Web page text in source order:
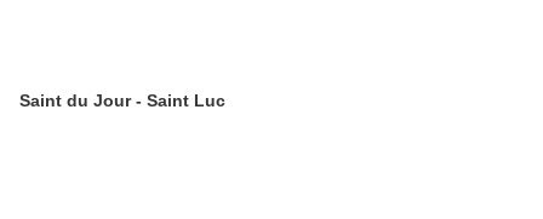
Saint du Jour - Saint Luc